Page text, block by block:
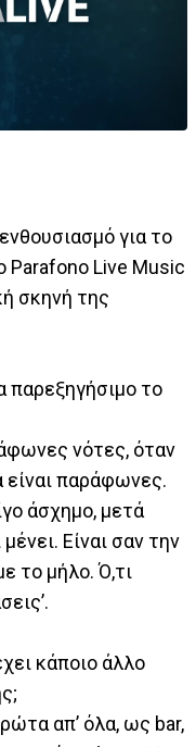
για το
Parafono Live Music
σκηνή της
παρεξηγήσιμο το
νότες, όταν
είναι παράφωνες.
άσχημο, μετά
Είναι σαν την
το μήλο. Ό,τι
κάποιο άλλο
απ’ όλα, ως bar,